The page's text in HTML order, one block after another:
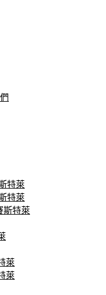
特萊
特萊
斯特萊
萊
萊